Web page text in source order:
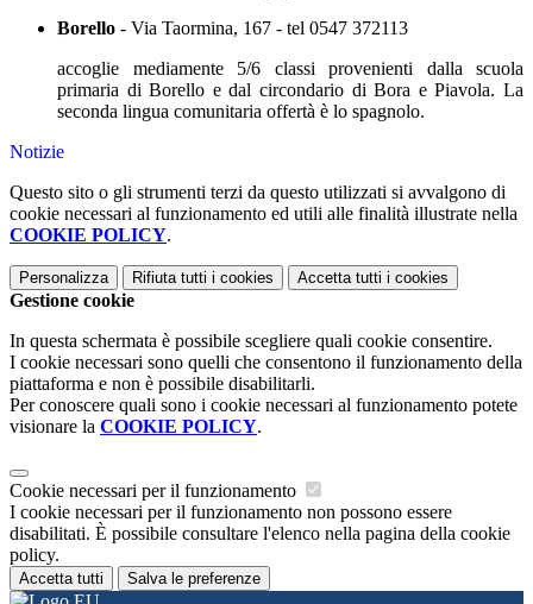
Borello - Via Taormina, 167 - tel 0547 372113
accoglie mediamente 5/6 classi provenienti dalla scuola
primaria di Borello e dal circondario di Bora e Piavola. La
seconda lingua comunitaria offertà è lo spagnolo.
Notizie
Questo sito o gli strumenti terzi da questo utilizzati si avvalgono di
cookie necessari al funzionamento ed utili alle finalità illustrate nella
COOKIE POLICY.
Personalizza Rifiuta tutti i cookies Accetta tutti i cookies
Gestione cookie
In questa schermata è possibile scegliere quali cookie consentire.
I cookie necessari sono quelli che consentono il funzionamento della
piattaforma e non è possibile disabilitarli.
Per conoscere quali sono i cookie necessari al funzionamento potete
visionare la COOKIE POLICY.
Cookie necessari per il funzionamento
I cookie necessari per il funzionamento non possono essere
disabilitati. È possibile consultare l'elenco nella pagina della cookie
policy.
Accetta tutti Salva le preferenze